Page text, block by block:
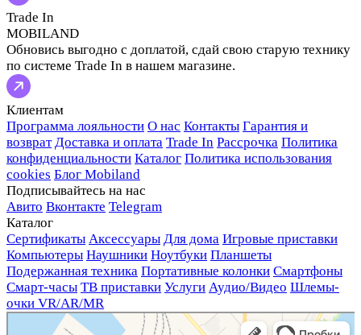
Trade In
MOBILAND
Обновись выгодно с доплатой, сдай свою старую технику
по системе Trade In в нашем магазине.
Клиентам
Программа лояльности О нас Контакты Гарантия и
возврат Доставка и оплата Trade In Рассрочка Политика
конфиденциальности Каталог Политика использования
cookies Блог Mobiland
Подписывайтесь на нас
Авито Вконтакте Telegram
Каталог
Сертификаты Аксессуары Для дома Игровые приставки
Компьютеры Наушники Ноутбуки Планшеты
Подержанная техника Портативные колонки Смартфоны
Смарт-часы ТВ приставки Услуги Аудио/Видео Шлемы-
очки VR/AR/MR
Мобиленд
Магазин электроники в Мурманске